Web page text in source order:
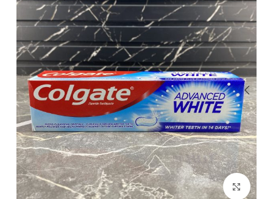
بزرگنمایی تصویر